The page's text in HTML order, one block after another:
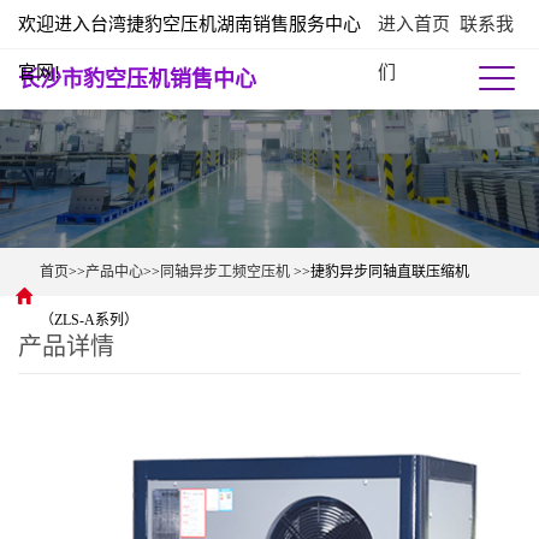
欢迎进入台湾捷豹空压机湖南销售服务中心
官网!
进入首页 联系我
们
长沙市豹空压机销售中心
首页>>产品中心>> 同轴异步工频空压机 >>捷豹异步同轴直联压缩机
（ZLS-A系列）
产品详情